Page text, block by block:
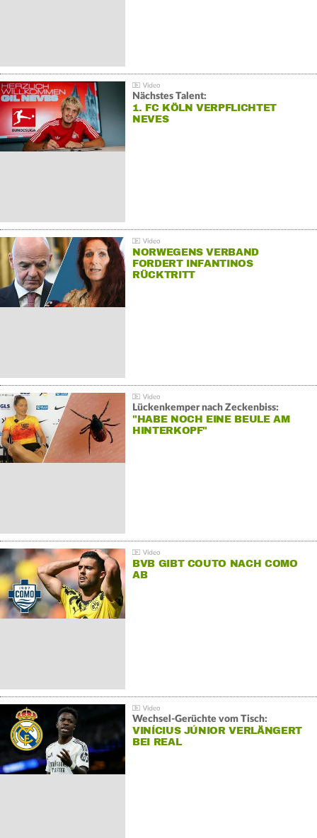
Nächstes Talent:
1. FC KÖLN VERPFLICHTET
NEVES
NORWEGENS VERBAND
FORDERT INFANTINOS
RÜCKTRITT
Lückenkemper nach Zeckenbiss:
"HABE NOCH EINE BEULE AM
HINTERKOPF"
BVB GIBT COUTO NACH COMO
AB
Wechsel-Gerüchte vom Tisch:
VINÍCIUS JÚNIOR VERLÄNGERT
BEI REAL